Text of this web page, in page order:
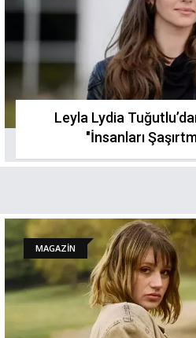
Leyla Lydia
"İnsanları
MAGAZİN